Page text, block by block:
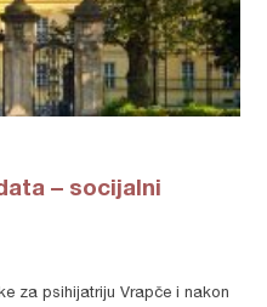
– socijalni